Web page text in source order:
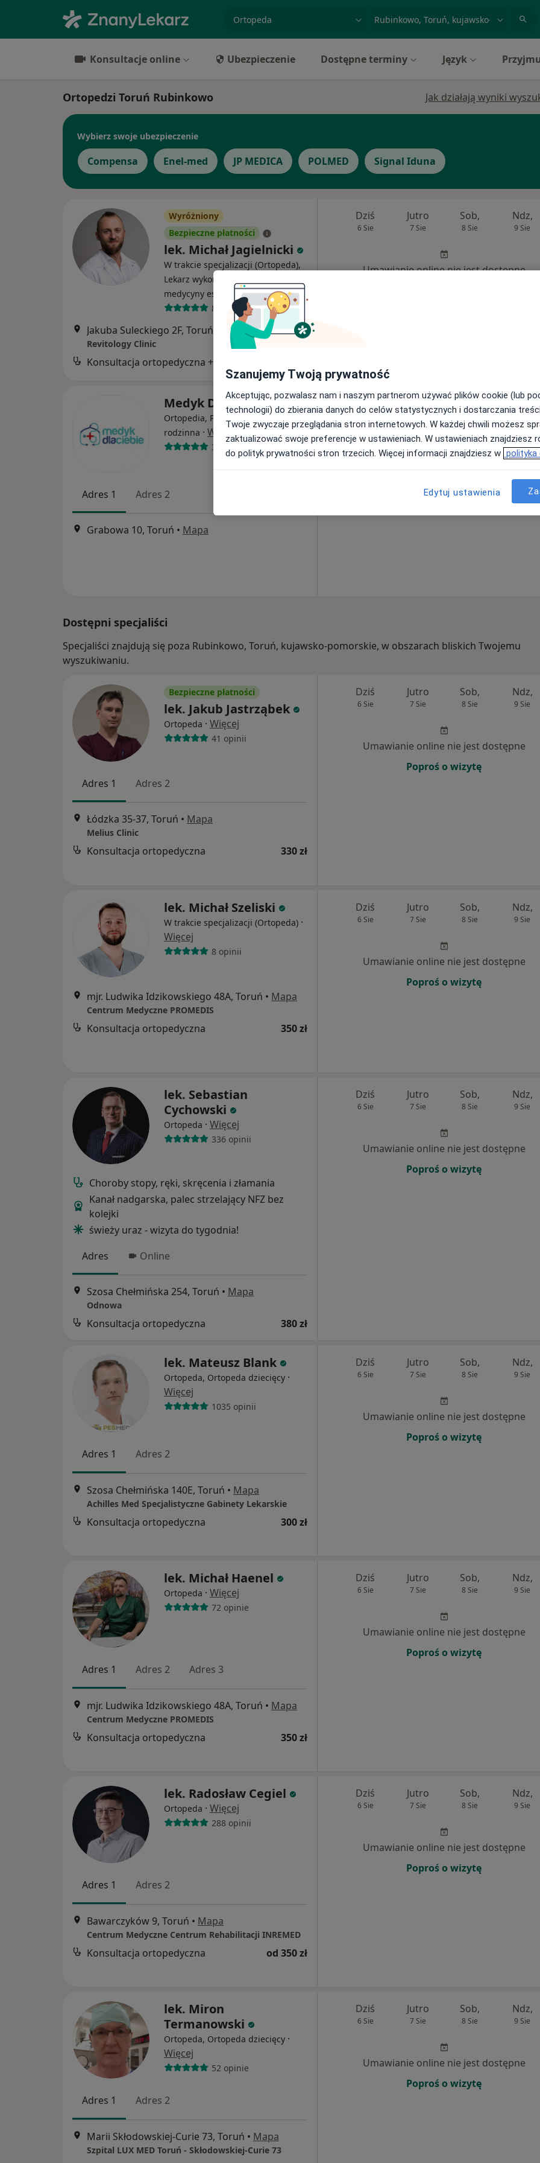
miasto lub dzielnica
Konsultacje online Ubezpieczenie Dostępne terminy Język
Ortopedzi Toruń Rubinkowo Jak działają wyniki
Wybierz swoje ubezpieczenie
Compensa Enel-med JP MEDICA POLMED Signal Iduna
Wyróżniony
Bezpieczne płatności
lek. Michał Jagielnicki
W trakcie specjalizacji (Ortopeda),
Lekarz wykonujący zabiegi
medycyny estetycznej·Więcej
87 opinii
Jakuba Suleckiego 2F, Toruń Mapa
Revitology Clinic
Konsultacja ortopedyczna + USG
Dziś
6 Sie
Jutro
7 Sie
Sob,
8 Sie
Ndz,
9 Sie
Umawianie online nie jest dostępne
Medyk Dla Ciebie
Ortopedia, Pediatria, Medycyna
rodzinna · Więcej
3545 opinii
Adres 1 Adres 2
Grabowa 10, Toruń • Mapa
Dziś
6 Sie
Jutro
7 Sie
Sob,
8 Sie
Ndz,
9 Sie
Umawianie online nie jest dostępne
Dostępni specjaliści
Specjaliści znajdują się poza Rubinkowo, Toruń, kujawsko-pomorskie, w obszarach bliskich Twojemu
wyszukiwaniu.
Bezpieczne płatności
lek. Jakub Jastrząbek
Ortopeda · Więcej
41 opinii
Adres 1 Adres 2
Łódzka 35-37, Toruń • Mapa
Melius Clinic
Konsultacja ortopedyczna 330 zł
Dziś
6 Sie
Jutro
7 Sie
Sob,
8 Sie
Ndz,
9 Sie
Umawianie online nie jest dostępne
Poproś o wizytę
lek. Michał Szeliski
W trakcie specjalizacji (Ortopeda) ·
Więcej
8 opinii
mjr. Ludwika Idzikowskiego 48A, Toruń • Mapa
Centrum Medyczne PROMEDIS
Konsultacja ortopedyczna 350 zł
Dziś
6 Sie
Jutro
7 Sie
Sob,
8 Sie
Ndz,
9 Sie
Umawianie online nie jest dostępne
Poproś o wizytę
lek. Sebastian
Cychowski
Ortopeda · Więcej
336 opinii
Choroby stopy, ręki, skręcenia i złamania
Kanał nadgarska, palec strzelający NFZ bez
kolejki
świeży uraz - wizyta do tygodnia!
Adres
Online
Szosa Chełmińska 254, Toruń • Mapa
Odnowa
Konsultacja ortopedyczna 380 zł
Dziś
6 Sie
Jutro
7 Sie
Sob,
8 Sie
Ndz,
9 Sie
Umawianie online nie jest dostępne
Poproś o wizytę
lek. Mateusz Blank
Ortopeda, Ortopeda dziecięcy ·
Więcej
1035 opinii
Adres 1 Adres 2
Szosa Chełmińska 140E, Toruń • Mapa
Achilles Med Specjalistyczne Gabinety Lekarskie
Konsultacja ortopedyczna 300 zł
Dziś
6 Sie
Jutro
7 Sie
Sob,
8 Sie
Ndz,
9 Sie
Umawianie online nie jest dostępne
Poproś o wizytę
lek. Michał Haenel
Ortopeda · Więcej
72 opinie
Adres 1 Adres 2 Adres 3
mjr. Ludwika Idzikowskiego 48A, Toruń • Mapa
Centrum Medyczne PROMEDIS
Konsultacja ortopedyczna 350 zł
Dziś
6 Sie
Jutro
7 Sie
Sob,
8 Sie
Ndz,
9 Sie
Umawianie online nie jest dostępne
Poproś o wizytę
lek. Radosław Cegiel
Ortopeda · Więcej
288 opinii
Adres 1 Adres 2
Bawarczyków 9, Toruń • Mapa
Centrum Medyczne Centrum Rehabilitacji INREMED
Konsultacja ortopedyczna od 350 zł
Dziś
6 Sie
Jutro
7 Sie
Sob,
8 Sie
Ndz,
9 Sie
Umawianie online nie jest dostępne
Poproś o wizytę
lek. Miron
Termanowski
Ortopeda, Ortopeda dziecięcy ·
Więcej
52 opinie
Adres 1 Adres 2
Marii Skłodowskiej-Curie 73, Toruń • Mapa
Szpital LUX MED Toruń - Skłodowskiej-Curie 73
Dziś
6 Sie
Jutro
7 Sie
Sob,
8 Sie
Ndz,
9 Sie
Umawianie online nie jest dostępne
Poproś o wizytę
Szanujemy Twoją prywatność
Akceptując, pozwalasz nam i naszym partnerom używać plików cookie (lub
technologii) do zbierania danych do celów statystycznych i dostarczania
Twoje zwyczaje przeglądania stron internetowych. W każdej chwili możesz
zaktualizować swoje preferencje w ustawieniach. W ustawieniach znajdziesz
do polityk prywatności stron trzecich. Więcej informacji znajdziesz w polityka
Edytuj ustawienia